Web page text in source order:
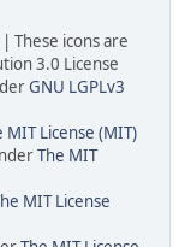
These icons are
3.0 License
GNU LGPLv3
MIT License (MIT)
The MIT
MIT License